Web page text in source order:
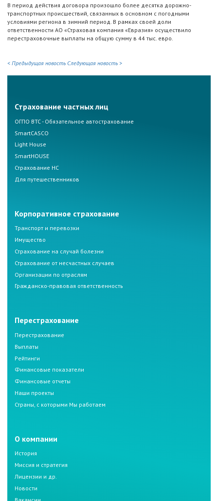
В период действия договора произошло более десятка дорожно-
транспортных происшествий, связанных в основном с погодными
условиями региона в зимний период. В рамках своей доли
ответственности АО «Страховая компания «Евразия» осуществило
перестраховочные выплаты на общую сумму в 44 тыс. евро.
< Предыдущая новость Следующая новость >
Страхование частных лиц
ОГПО ВТС - Обязательное автострахование
SmartCASCO
Light House
SmartHOUSE
Страхование НС
Для путешественников
Корпоративное страхование
Транспорт и перевозки
Имущество
Страхование на случай болезни
Страхование от несчастных случаев
Организации по отраслям
Гражданско-правовая ответственность
Перестрахование
Перестрахование
Выплаты
Рейтинги
Финансовые показатели
Финансовые отчеты
Наши проекты
Страны, с которыми Мы работаем
О компании
История
Миссия и стратегия
Лицензии и др.
Новости
Вакансии